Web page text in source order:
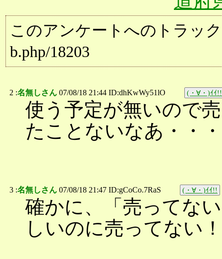
このアンケートへのトラッ
b.php/18203
2 :名無しさん 07/08/18 21:44 ID:dhKwWy51lO (・∀・)ｲｲ!!
使う予定が無いので
たことないなあ・・・
3 :名無しさん 07/08/18 21:47 ID:gCoCo.7RaS (・∀・)ｲｲ!!
確かに、「売ってな
しいのに売ってない